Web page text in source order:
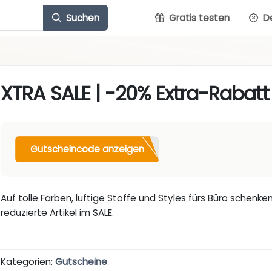
Suchen Gratis testen
XTRA SALE | -20% Extra-Rabatt
Gutscheincode anzeigen
Auf tolle Farben, luftige Stoffe und Styles fürs Büro
reduzierte Artikel im SALE.
Kategorien:Gutscheine.